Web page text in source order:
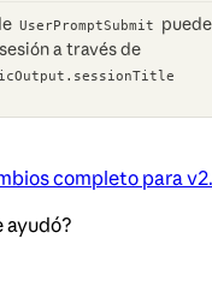
UserPromptSubmit
a través de
completo para
ayudó?